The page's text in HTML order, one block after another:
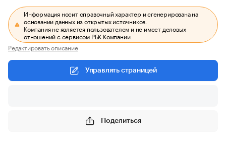
Информация носит справочный характер и сгенерирована на
основании данных из открытых источников.
Компания не является пользователем и не имеет деловых
отношений с сервисом РБК Компании.
Редактировать описание
Управлять страницей
Поделиться